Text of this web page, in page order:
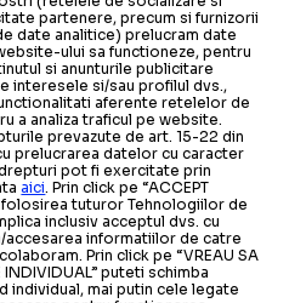
De la Japonia,benzi
baie, în 1986,la China,
aeriene în această vară
O nouă„gaură” financiară
de peste 200 de
GOL
ÎN CHINA
LA
partenere, precum si furnizorii
date analitice) prelucram date
ului sa functioneze, pentru
si anunturile publicitare
interesele si/sau profilul dvs.,
aferente retelelor de
a analiza traficul pe website.
prevazute de art. 15-22 din
prelucrarea datelor cu caracter
pot fi exercitate prin
aici . Prin click pe “ACCEPT
folosirea tuturor Tehnologiilor de
inclusiv acceptul dvs. cu
informatiilor de catre
Prin click pe “VREAU SA
INDIVIDUAL” puteti schimba
individual, mai putin cele legate